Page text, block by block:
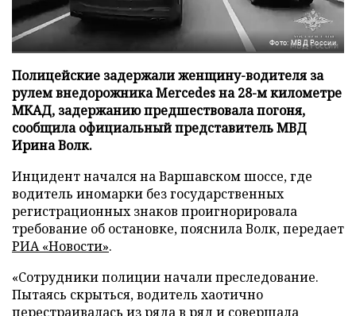
Фото: МВД России
Полицейские задержали женщину-водителя за
рулем внедорожника Mercedes на 28-м километре
МКАД, задержанию предшествовала погоня,
сообщила официальный представитель МВД
Ирина Волк.
Инцидент начался на Варшавском шоссе, где
водитель иномарки без государственных
регистрационных знаков проигнорировала
требование об остановке, пояснила Волк, передает
РИА «Новости».
«Сотрудники полиции начали преследование.
Пытаясь скрыться, водитель хаотично
перестраивалась из ряда в ряд и совершала